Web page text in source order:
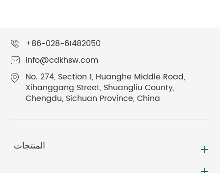
+86-028-61482050
info@cdkhsw.com
No. 274, Section 1, Huanghe Middle Road,
Xihanggang Street, Shuangliu County,
Chengdu, Sichuan Province, China
المنتجات